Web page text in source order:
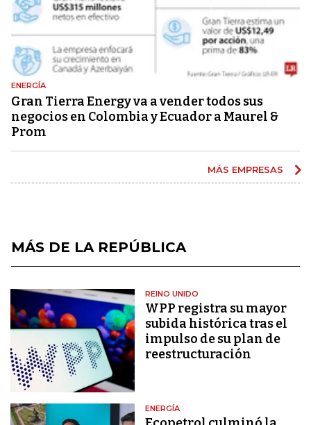
ENERGÍA
Gran Tierra Energy va a vender todos sus
negocios en Colombia y Ecuador a Maurel &
Prom
MÁS EMPRESAS
MÁS DE LA REPÚBLICA
REINO UNIDO
WPP registra su mayor
subida histórica tras el
impulso de su plan de
reestructuración
ENERGÍA